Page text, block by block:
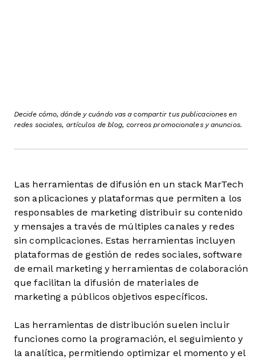
Decide cómo, dónde y cuándo vas a compartir tus publicaciones en
redes sociales, artículos de blog, correos promocionales y anuncios.
Las herramientas de difusión en un stack MarTech
son aplicaciones y plataformas que permiten a los
responsables de marketing distribuir su contenido
y mensajes a través de múltiples canales y redes
sin complicaciones. Estas herramientas incluyen
plataformas de gestión de redes sociales, software
de email marketing y herramientas de colaboración
que facilitan la difusión de materiales de
marketing a públicos objetivos específicos.
Las herramientas de distribución suelen incluir
funciones como la programación, el seguimiento y
la analítica, permitiendo optimizar el momento y el